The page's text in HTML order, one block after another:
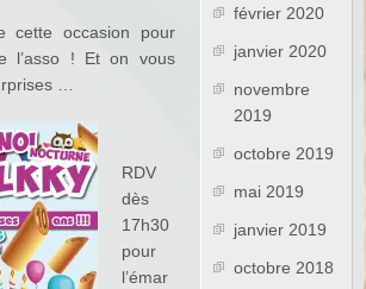
cette occasion pour
l’asso ! Et on vous
…
RDV
dès
17h30
pour
l’émar
février 2020
janvier 2020
novembre
2019
octobre 2019
mai 2019
janvier 2019
octobre 2018